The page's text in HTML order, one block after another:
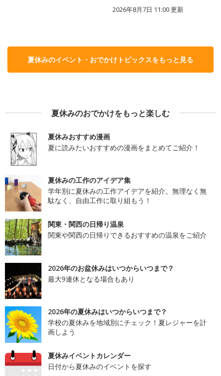
2026年8月7日 11:00更新
夏休みのイベント・おでかけトピックスをもっと見る
夏休みのおでかけをもっと楽しむ
夏休みおすすめ漫画
夏に読みたいおすすめの漫画をまとめてご紹介！
夏休みの工作のアイデア集
学年別に夏休みの工作アイデアを紹介。無理なく無
駄なく、自由工作に取り組もう！
関東・関西の日帰り温泉
関東や関西の日帰りできるおすすめの温泉をご紹介
2026年のお盆休みはいつからいつまで？
最大9連休となる場合もあり
2026年の夏休みはいつからいつまで？
学校の夏休みを地域別にチェック！夏レジャーを計
画しよう
夏休みイベントカレンダー
日付から夏休みのイベントを探す